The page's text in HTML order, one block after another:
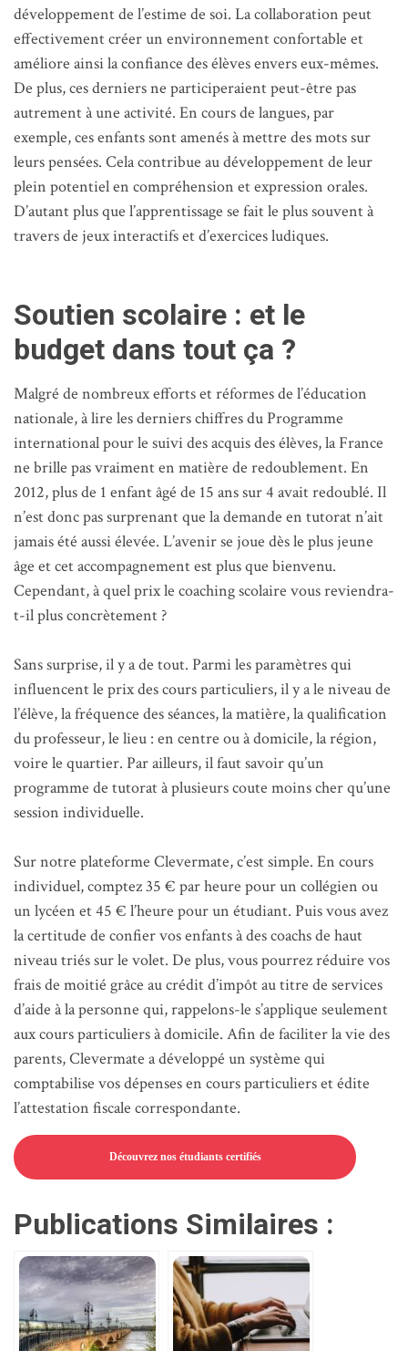
développement de l’estime de soi. La collaboration peut
effectivement créer un environnement confortable et
améliore ainsi la confiance des élèves envers eux-mêmes.
De plus, ces derniers ne participeraient peut-être pas
autrement à une activité. En cours de langues, par
exemple, ces enfants sont amenés à mettre des mots sur
leurs pensées. Cela contribue au développement de leur
plein potentiel en compréhension et expression orales.
D’autant plus que l’apprentissage se fait le plus souvent à
travers de jeux interactifs et d’exercices ludiques.
Soutien scolaire : et le
budget dans tout ça ?
Malgré de nombreux efforts et réformes de l’éducation
nationale, à lire les derniers chiffres du Programme
international pour le suivi des acquis des élèves, la France
ne brille pas vraiment en matière de redoublement. En
2012, plus de 1 enfant âgé de 15 ans sur 4 avait redoublé. Il
n’est donc pas surprenant que la demande en tutorat n’ait
jamais été aussi élevée. L’avenir se joue dès le plus jeune
âge et cet accompagnement est plus que bienvenu.
Cependant, à quel prix le coaching scolaire vous reviendra-
t-il plus concrètement ?
Sans surprise, il y a de tout. Parmi les paramètres qui
influencent le prix des cours particuliers, il y a le niveau de
l’élève, la fréquence des séances, la matière, la qualification
du professeur, le lieu : en centre ou à domicile, la région,
voire le quartier. Par ailleurs, il faut savoir qu’un
programme de tutorat à plusieurs coute moins cher qu’une
session individuelle.
Sur notre plateforme Clevermate, c’est simple. En cours
individuel, comptez 35 € par heure pour un collégien ou
un lycéen et 45 € l’heure pour un étudiant. Puis vous avez
la certitude de confier vos enfants à des coachs de haut
niveau triés sur le volet. De plus, vous pourrez réduire vos
frais de moitié grâce au crédit d’impôt au titre de services
d’aide à la personne qui, rappelons-le s’applique seulement
aux cours particuliers à domicile. Afin de faciliter la vie des
parents, Clevermate a développé un système qui
comptabilise vos dépenses en cours particuliers et édite
l’attestation fiscale correspondante.
Découvrez nos étudiants certifiés
Publications Similaires :